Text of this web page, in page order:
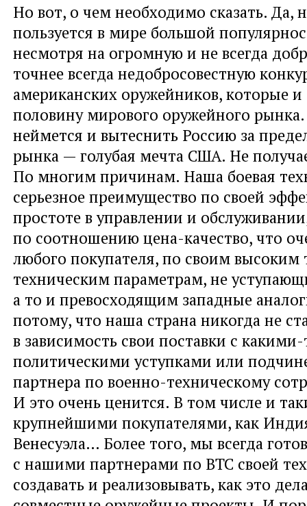
Но вот, о чем необходимо сказать. Да,
пользуется в мире большой
несмотря на огромную и не всегда
точнее всегда недобросовестную
американских оружейников, которые
половину мирового оружейного
неймется и вытеснить Россию за
рынка — голубая мечта США. Не
По многим причинам. Наша боевая
серьезное преимущество по своей
простоте в управлении и
по соотношению цена-качество, что
любого покупателя, по своим высоким
техническим параметрам, не
а то и превосходящим западные
потому, что наша страна никогда не
в зависимость свои поставки с
политическими уступками или
партнера по военно-техническому
И это очень ценится. В том числе и
крупнейшими покупателями, как
Венесуэла… Более того, мы всегда
с нашими партнерами по ВТС своей
создавать и реализовывать, как это